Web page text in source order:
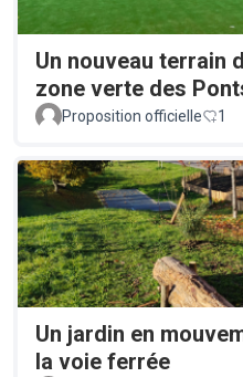
Un nouveau terrain
zone verte des
Proposition officielle 1
Un jardin en
la voie ferrée